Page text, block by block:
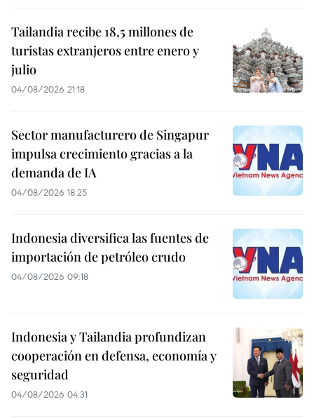
Tailandia recibe 18,5 millones de
turistas extranjeros entre enero y
julio
04/08/2026 21:18
Sector manufacturero de Singapur
impulsa crecimiento gracias a la
demanda de IA
04/08/2026 18:25
Indonesia diversifica las fuentes de
importación de petróleo crudo
04/08/2026 09:18
Indonesia y Tailandia profundizan
cooperación en defensa, economía y
seguridad
04/08/2026 04:31